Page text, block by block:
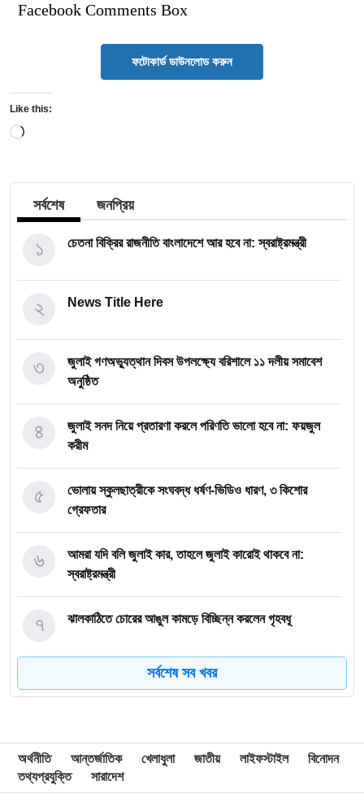
Facebook Comments Box
ফটোকার্ড ডাউনলোড করুন
Like this:
Loading…
সর্বশেষ জনপ্রিয়
চেতনা বিক্রির রাজনীতি বাংলাদেশে আর হবে না: স্বরাষ্ট্রমন্ত্রী
১
News Title Here
২
জুলাই গণঅভ্যুত্থান দিবস উপলক্ষ্যে বরিশালে ১১ দলীয় সমাবেশ
অনুষ্ঠিত
৩
জুলাই সনদ নিয়ে প্রতারণা করলে পরিণতি ভালো হবে না: ফয়জুল
করীম
৪
ভোলায় স্কুলছাত্রীকে সংঘবদ্ধ ধর্ষণ-ভিডিও ধারণ, ৩ কিশোর
গ্রেফতার
৫
আমরা যদি বলি জুলাই কার, তাহলে জুলাই কারোই থাকবে না:
স্বরাষ্ট্রমন্ত্রী
৬
ঝালকাঠিতে চোরের আঙুল কামড়ে বিচ্ছিন্ন করলেন গৃহবধূ
৭
ছাত্রকে দিয়ে এইচএসসির খাতা মূল্যায়নের অভিযাগে শিক্ষক বরখাস্ত
৮
৯
সর্বশেষ সব খবর
অর্থনীতি আন্তর্জাতিক খেলাধুলা জাতীয় লাইফস্টাইল
বিনোদন
তথ্যপ্রযুক্তি
সারাদেশ